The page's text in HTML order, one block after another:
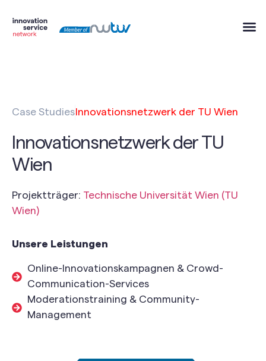
Case Studies Innovationsnetzwerk der TU Wien
Innovationsnetzwerk der TU
Wien
Projektträger: Technische Universität Wien (TU
Wien)
Unsere Leistungen
Online-Innovationskampagnen & Crowd-
Communication-Services
Moderationstraining & Community-
Management​